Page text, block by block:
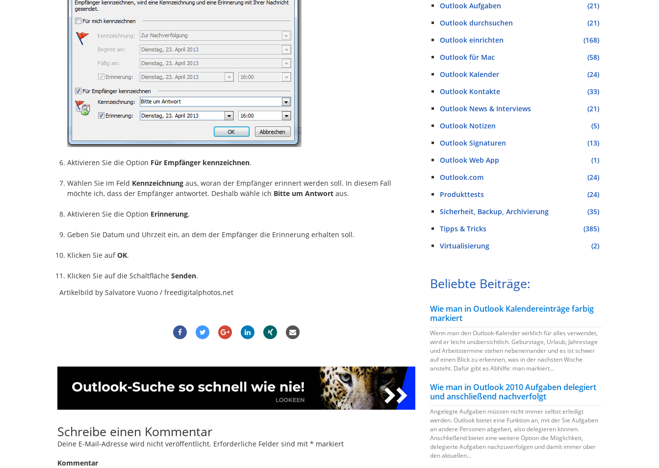
Aktivieren Sie die Option Für Empfänger kennzeichnen.
Wählen Sie im Feld Kennzeichnung aus, woran der Empfänger erinnert werden soll. In diesem Fall
möchte ich, dass der Empfänger antwortet. Deshalb wähle ich Bitte um Antwort aus.
Aktivieren Sie die Option Erinnerung.
Geben Sie Datum und Uhrzeit ein, an dem der Empfänger die Erinnerung erhalten soll.
Klicken Sie aufOK.
Klicken Sie auf die Schaltfläche Senden.
Artikelbild by Salvatore Vuono / freedigitalphotos.net
Schreibe einen Kommentar
Deine E-Mail-Adresse wird nicht veröffentlicht. Erforderliche Felder sind mit * markiert
Kommentar
Outlook Aufgaben
(21)
Outlook durchsuchen
(21)
Outlook einrichten
(168)
Outlook für Mac
(58)
Outlook Kalender
(24)
Outlook Kontakte
(33)
Outlook News & Interviews
(21)
Outlook Notizen
(5)
Outlook Signaturen
(13)
Outlook Web App
(1)
Outlook.com
(24)
Produkttests
(24)
Sicherheit, Backup, Archivierung
(35)
Tipps & Tricks
(385)
Virtualisierung
(2)
Beliebte Beiträge:
Wie man in Outlook Kalendereinträge farbig
markiert
Wenn man den Outlook-Kalender wirklich für alles verwendet,
wird er leicht unübersichtlich. Geburstage, Urlaub, Jahrestage
und Arbeitstermine stehen nebeneinander und es ist schwer
auf einen Blick zu erkennen, was in der nächsten Woche
ansteht. Dafür gibt es Abhilfe: man markiert...
Wie man in Outlook 2010 Aufgaben delegiert
und anschließend nachverfolgt
Angelegte Aufgaben müssen nicht immer selbst erledigt
werden. Outlook bietet eine Funktion an, mit der Sie Aufgaben
an andere Personen abgeben, also delegieren können.
Anschließend bietet eine weitere Option die Möglichkeit,
delegierte Aufgaben nachzuverfolgen und damit immer über
den aktuellen...